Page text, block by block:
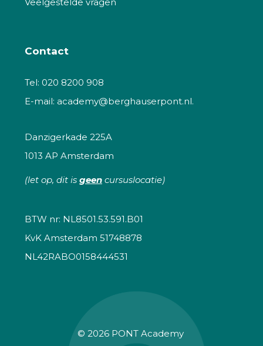
Contact
Tel: 020 8200 908
E-mail: academy@berghauserpont.nl.
Danzigerkade 225A
1013 AP Amsterdam
(let op, dit is geen cursuslocatie)
BTW nr: NL8501.53.591.B01
KvK Amsterdam 51748878
NL42RABO0158444531
© 2026 PONT Academy